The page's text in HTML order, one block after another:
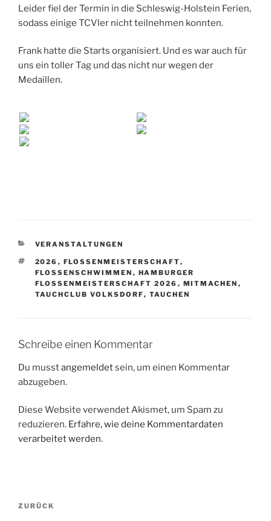
Leider fiel der Termin in die Schleswig-Holstein Ferien,
sodass einige TCVler nicht teilnehmen konnten.
Frank hatte die Starts organisiert. Und es war auch für
uns ein toller Tag und das nicht nur wegen der
Medaillen.
KATEGORIEN
VERANSTALTUNGEN
SCHLAGWÖRTER
2026 , FLOSSENMEISTERSCHAFT,
FLOSSENSCHWIMMEN , HAMBURGER
FLOSSENMEISTERSCHAFT 2026 , MITMACHEN ,
TAUCHCLUB VOLKSDORF, TAUCHEN
Schreibe einen Kommentar
Du musstangemeldetsein, um einen Kommentar
abzugeben.
Diese Website verwendet Akismet, um Spam zu
reduzieren. Erfahre, wie deine Kommentardaten
verarbeitet werden.
Beitragsnavigation
Vorheriger
ZURÜCK